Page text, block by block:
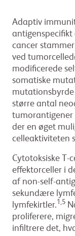
Adaptiv
antigenspecifikt
cancer
ved
modificerede
somatiske
mutationsbyrde
større antal
tumorantigener
der en øget
celleaktiviteten
Cytotoksiske T-
effektorceller i
af non-self-
sekundære
lymfekirtler.1,5
proliferere,
infiltrere det,